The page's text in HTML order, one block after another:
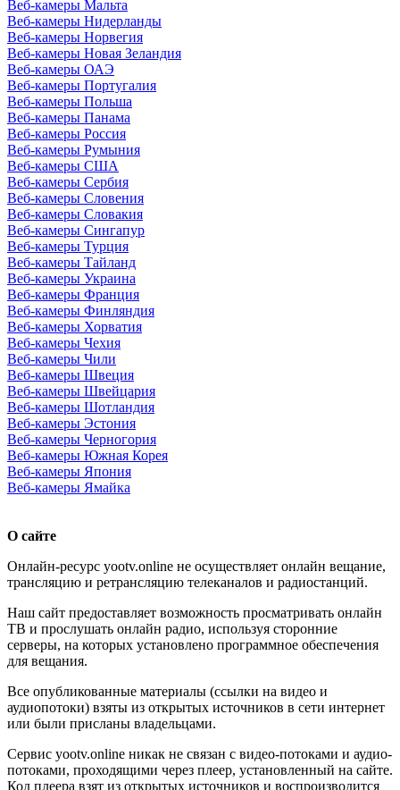
Веб-камеры Мальта
Веб-камеры Нидерланды
Веб-камеры Норвегия
Веб-камеры Новая Зеландия
Веб-камеры ОАЭ
Веб-камеры Португалия
Веб-камеры Польша
Веб-камеры Панама
Веб-камеры Россия
Веб-камеры Румыния
Веб-камеры США
Веб-камеры Сербия
Веб-камеры Словения
Веб-камеры Словакия
Веб-камеры Сингапур
Веб-камеры Турция
Веб-камеры Тайланд
Веб-камеры Украина
Веб-камеры Франция
Веб-камеры Финляндия
Веб-камеры Хорватия
Веб-камеры Чехия
Веб-камеры Чили
Веб-камеры Швеция
Веб-камеры Швейцария
Веб-камеры Шотландия
Веб-камеры Эстония
Веб-камеры Черногория
Веб-камеры Южная Корея
Веб-камеры Япония
Веб-камеры Ямайка
О сайте
Онлайн-ресурс yootv.online не осуществляет онлайн вещание,
трансляцию и ретрансляцию телеканалов и радиостанций.
Наш сайт предоставляет возможность просматривать онлайн
ТВ и прослушать онлайн радио, используя сторонние
серверы, на которых установлено программное обеспечения
для вещания.
Все опубликованные материалы (ссылки на видео и
аудиопотоки) взяты из открытых источников в сети интернет
или были присланы владельцами.
Сервис yootv.online никак не связан с видео-потоками и аудио-
потоками, проходящими через плеер, установленный на сайте.
Код плеера взят из открытых источников и воспроизводится